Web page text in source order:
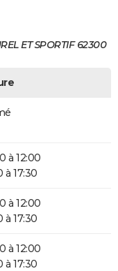
ET SPORTIF 62300
à 12:00
à 17:30
à 12:00
à 17:30
à 12:00
à 17:30